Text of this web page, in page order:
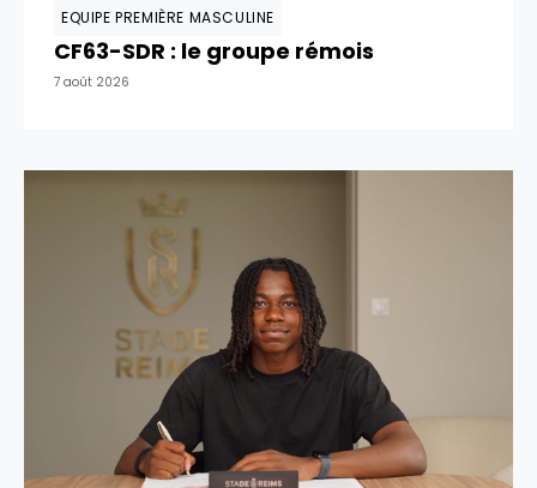
EQUIPE PREMIÈRE MASCULINE
CF63-SDR : le groupe rémois
7 août 2026